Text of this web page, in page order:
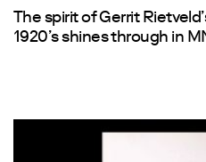
The spirit of Gerrit
1920’s shines through in